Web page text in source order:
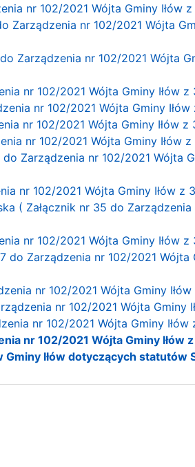
nr 102/2021 Wójta Gminy Iłów z
Zarządzenia nr 102/2021 Wójta
Zarządzenia nr 102/2021 Wójta
nr 102/2021 Wójta Gminy Iłów z
nr 102/2021 Wójta Gminy Iłów
nr 102/2021 Wójta Gminy Iłów z
nr 102/2021 Wójta Gminy Iłów z
Zarządzenia nr 102/2021 Wójta
nr 102/2021 Wójta Gminy Iłów z
( Załącznik nr 35 do
nr 102/2021 Wójta Gminy Iłów z
do Zarządzenia nr 102/2021 Wójta
nr 102/2021 Wójta Gminy Iłów
nr 102/2021 Wójta Gminy
nr 102/2021 Wójta Gminy Iłów
nr 102/2021 Wójta Gminy Iłów
Iłów dotyczących statutów